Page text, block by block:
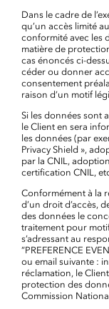
Dans le cadre de
qu’un accès limité
conformité avec les
matière de
cas énoncés ci-
céder ou donner
consentement
raison d’un motif
Si les données sont
le Client en sera
les données (par
Privacy Shield »,
par la CNIL,
certification CNIL,
Conformément à la
d’un droit d’accès,
des données le
traitement pour
s’adressant au
”PREFERENCE
ou email suivante :
réclamation, le
protection des
Commission